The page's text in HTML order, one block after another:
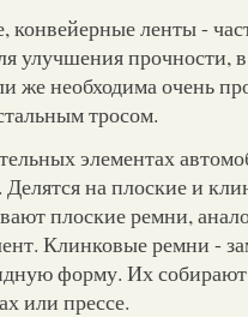
конвейерные ленты -
улучшения прочности,
же необходима очень
тросом.
элементах
на плоские и
плоские ремни,
Клинковые ремни -
форму. Их собирают
или прессе.